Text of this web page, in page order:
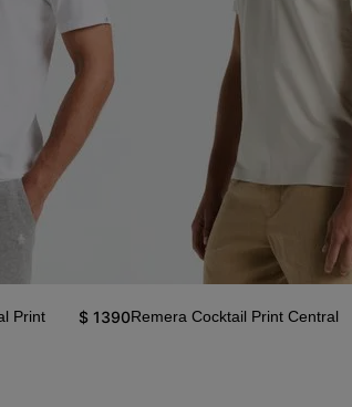
Print $ 1390Remera Cocktail Print Central